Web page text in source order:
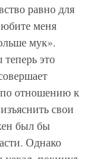
равно для
меня
мук».
это
по отношению к
свои
был бы
Однако